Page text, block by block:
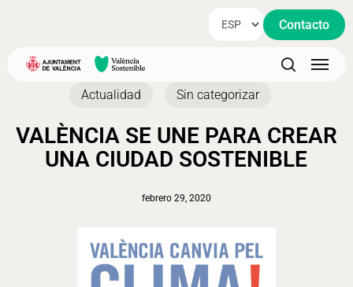
content
Contacto
search
Menu
Actualidad Sin categorizar
VALÈNCIA SE UNE PARA CREAR
UNA CIUDAD SOSTENIBLE
febrero 29, 2020